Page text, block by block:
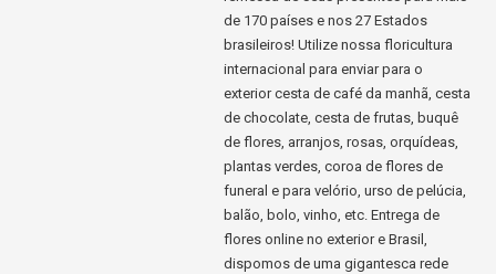
de 170 países e nos 27 Estados
brasileiros! Utilize nossa floricultura
internacional para enviar para o
exterior cesta de café da manhã, cesta
de chocolate, cesta de frutas, buquê
de flores, arranjos, rosas, orquídeas,
plantas verdes, coroa de flores de
funeral e para velório, urso de pelúcia,
balão, bolo, vinho, etc. Entrega de
flores online no exterior e Brasil,
dispomos de uma gigantesca rede